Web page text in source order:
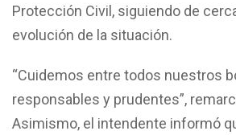
Protección Civil, siguiendo de
evolución de la situación.
“Cuidemos entre todos nuestros
responsables y prudentes”,
Asimismo, el intendente informó